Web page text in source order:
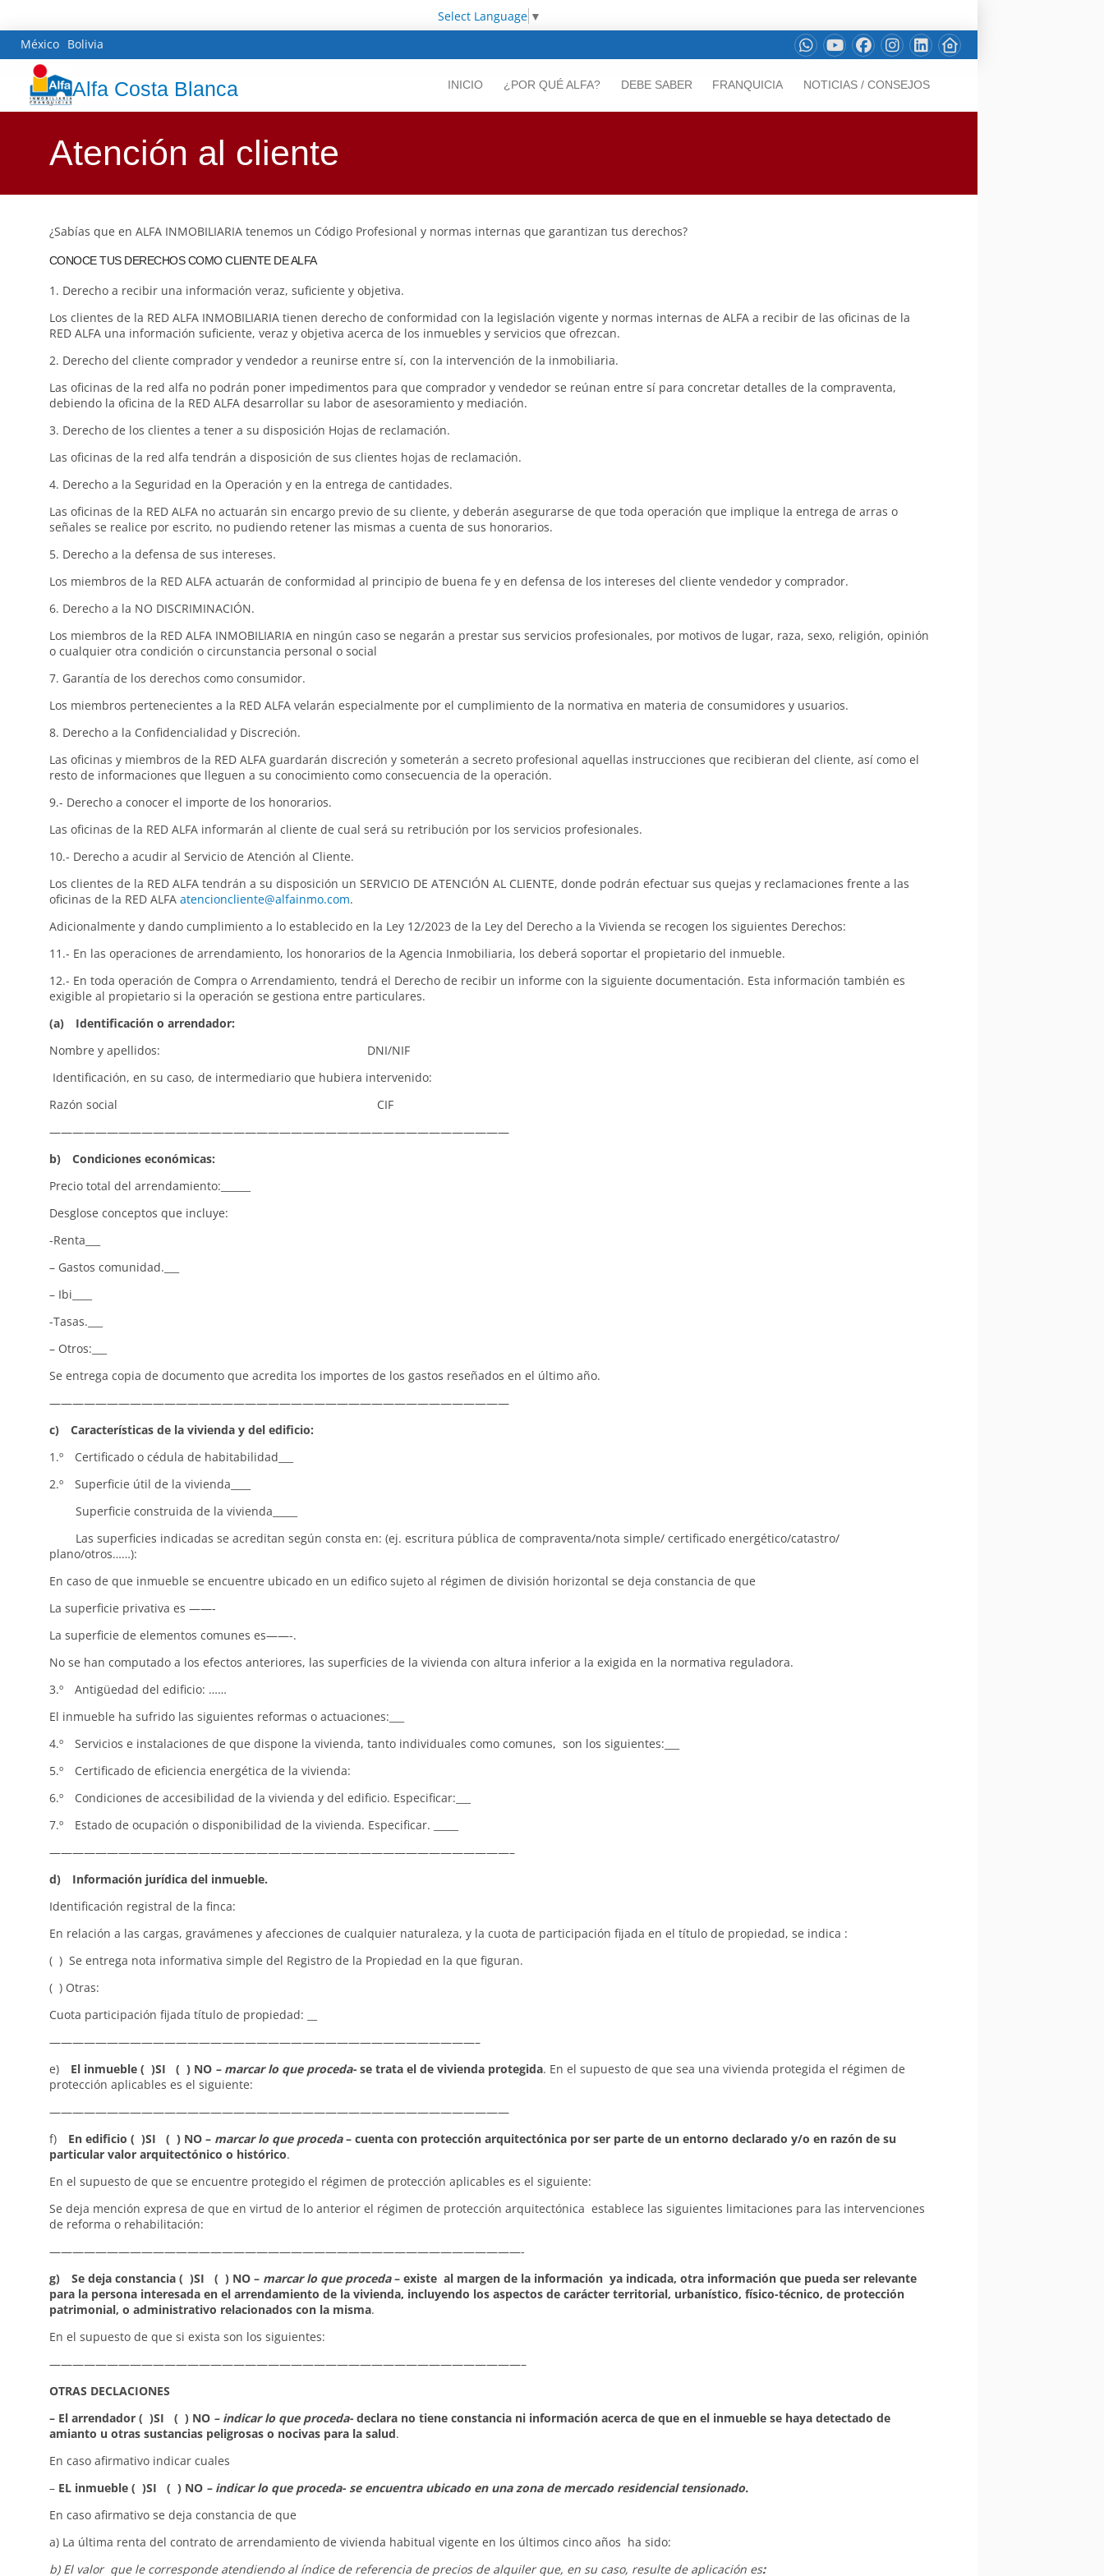
Select Language ▼
México Bolivia
Alfa Costa Blanca INICIO ¿POR QUÉ ALFA? DEBE SABER FRANQUICIA NOTICIAS / CONSEJOS
Atención al cliente
¿Sabías que en ALFA INMOBILIARIA tenemos un Código Profesional y normas internas que garantizan tus derechos?
CONOCE TUS DERECHOS COMO CLIENTE DE ALFA
1. Derecho a recibir una información veraz, suficiente y objetiva.
Los clientes de la RED ALFA INMOBILIARIA tienen derecho de conformidad con la legislación vigente y normas internas de ALFA a recibir de las oficinas de la
RED ALFA una información suficiente, veraz y objetiva acerca de los inmuebles y servicios que ofrezcan.
2. Derecho del cliente comprador y vendedor a reunirse entre sí, con la intervención de la inmobiliaria.
Las oficinas de la red alfa no podrán poner impedimentos para que comprador y vendedor se reúnan entre sí para concretar detalles de la compraventa,
debiendo la oficina de la RED ALFA desarrollar su labor de asesoramiento y mediación.
3. Derecho de los clientes a tener a su disposición Hojas de reclamación.
Las oficinas de la red alfa tendrán a disposición de sus clientes hojas de reclamación.
4. Derecho a la Seguridad en la Operación y en la entrega de cantidades.
Las oficinas de la RED ALFA no actuarán sin encargo previo de su cliente, y deberán asegurarse de que toda operación que implique la entrega de arras o
señales se realice por escrito, no pudiendo retener las mismas a cuenta de sus honorarios.
5. Derecho a la defensa de sus intereses.
Los miembros de la RED ALFA actuarán de conformidad al principio de buena fe y en defensa de los intereses del cliente vendedor y comprador.
6. Derecho a la NO DISCRIMINACIÓN.
Los miembros de la RED ALFA INMOBILIARIA en ningún caso se negarán a prestar sus servicios profesionales, por motivos de lugar, raza, sexo, religión, opinión
o cualquier otra condición o circunstancia personal o social
7. Garantía de los derechos como consumidor.
Los miembros pertenecientes a la RED ALFA velarán especialmente por el cumplimiento de la normativa en materia de consumidores y usuarios.
8. Derecho a la Confidencialidad y Discreción.
Las oficinas y miembros de la RED ALFA guardarán discreción y someterán a secreto profesional aquellas instrucciones que recibieran del cliente, así como el
resto de informaciones que lleguen a su conocimiento como consecuencia de la operación.
9.- Derecho a conocer el importe de los honorarios.
Las oficinas de la RED ALFA informarán al cliente de cual será su retribución por los servicios profesionales.
10.- Derecho a acudir al Servicio de Atención al Cliente.
Los clientes de la RED ALFA tendrán a su disposición un SERVICIO DE ATENCIÓN AL CLIENTE, donde podrán efectuar sus quejas y reclamaciones frente a las
oficinas de la RED ALFA atencioncliente@alfainmo.com.
Adicionalmente y dando cumplimiento a lo establecido en la Ley 12/2023 de la Ley del Derecho a la Vivienda se recogen los siguientes Derechos:
11.- En las operaciones de arrendamiento, los honorarios de la Agencia Inmobiliaria, los deberá soportar el propietario del inmueble.
12.- En toda operación de Compra o Arrendamiento, tendrá el Derecho de recibir un informe con la siguiente documentación. Esta información también es
exigible al propietario si la operación se gestiona entre particulares.
(a) Identificación o arrendador:
Nombre y apellidos: DNI/NIF
Identificación, en su caso, de intermediario que hubiera intervenido:
Razón social CIF
————————————————————————————————————————
b) Condiciones económicas:
Precio total del arrendamiento:______
Desglose conceptos que incluye:
-Renta___
– Gastos comunidad.___
– Ibi____
-Tasas.___
– Otros:___
Se entrega copia de documento que acredita los importes de los gastos reseñados en el último año.
————————————————————————————————————————
c) Características de la vivienda y del edificio:
1.º Certificado o cédula de habitabilidad___
2.º Superficie útil de la vivienda____
Superficie construida de la vivienda_____
Las superficies indicadas se acreditan según consta en: (ej. escritura pública de compraventa/nota simple/ certificado energético/catastro/
plano/otros……):
En caso de que inmueble se encuentre ubicado en un edifico sujeto al régimen de división horizontal se deja constancia de que
La superficie privativa es ——-
La superficie de elementos comunes es——-.
No se han computado a los efectos anteriores, las superficies de la vivienda con altura inferior a la exigida en la normativa reguladora.
3.º Antigüedad del edificio: ……
El inmueble ha sufrido las siguientes reformas o actuaciones:___
4.º Servicios e instalaciones de que dispone la vivienda, tanto individuales como comunes, son los siguientes:___
5.º Certificado de eficiencia energética de la vivienda:
6.º Condiciones de accesibilidad de la vivienda y del edificio. Especificar:___
7.º Estado de ocupación o disponibilidad de la vivienda. Especificar. _____
————————————————————————————————————————–
d) Información jurídica del inmueble.
Identificación registral de la finca:
En relación a las cargas, gravámenes y afecciones de cualquier naturaleza, y la cuota de participación fijada en el título de propiedad, se indica :
( ) Se entrega nota informativa simple del Registro de la Propiedad en la que figuran.
( ) Otras:
Cuota participación fijada título de propiedad: __
—————————————————————————————————————–
e) El inmueble ( )SI ( ) NO – marcar lo que proceda-se trata el de vivienda protegida. En el supuesto de que sea una vivienda protegida el régimen de
protección aplicables es el siguiente:
————————————————————————————————————————
f) En edificio ( )SI ( ) NO –marcar lo que proceda– cuenta con protección arquitectónica por ser parte de un entorno declarado y/o en razón de su
particular valor arquitectónico o histórico.
En el supuesto de que se encuentre protegido el régimen de protección aplicables es el siguiente:
Se deja mención expresa de que en virtud de lo anterior el régimen de protección arquitectónica establece las siguientes limitaciones para las intervenciones
de reforma o rehabilitación:
—————————————————————————————————————————-
g) Se deja constancia ( )SI ( ) NO – marcar lo que proceda– existe al margen de la información ya indicada, otra información que pueda ser relevante
para la persona interesada en el arrendamiento de la vivienda, incluyendo los aspectos de carácter territorial, urbanístico, físico-técnico, de protección
patrimonial, o administrativo relacionados con la misma.
En el supuesto de que si exista son los siguientes:
—————————————————————————————————————————–
OTRAS DECLACIONES
– El arrendador ( )SI ( ) NO – indicar lo que proceda-declara no tiene constancia ni información acerca de que en el inmueble se haya detectado de
amianto u otras sustancias peligrosas o nocivas para la salud.
En caso afirmativo indicar cuales
– EL inmueble ( )SI ( ) NO – indicar lo que proceda- se encuentra ubicado en una zona de mercado residencial tensionado.
En caso afirmativo se deja constancia de que
a) La última renta del contrato de arrendamiento de vivienda habitual vigente en los últimos cinco años ha sido:
b) El valor que le corresponde atendiendo al índice de referencia de precios de alquiler que, en su caso, resulte de aplicación es: